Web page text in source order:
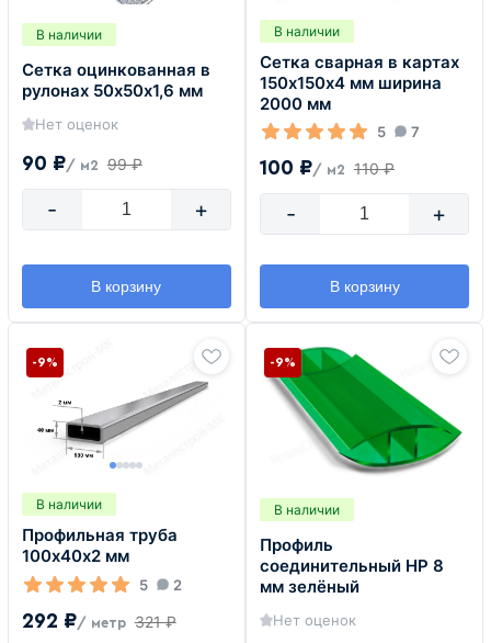
В наличии
Сетка оцинкованная в
рулонах 50х50х1,6 мм
Нет оценок
90 ₽/ м2 99 ₽
- +
В корзину
В наличии
Сетка сварная в картах
150х150х4 мм ширина
2000 мм
5 7
100 ₽/ м2 110 ₽
- +
В корзину
В наличии
Профильная труба
100х40х2 мм
5 2
292 ₽/ метр 321 ₽
-9%
В наличии
Профиль
соединительный HP 8
мм зелёный
Нет оценок
-9%